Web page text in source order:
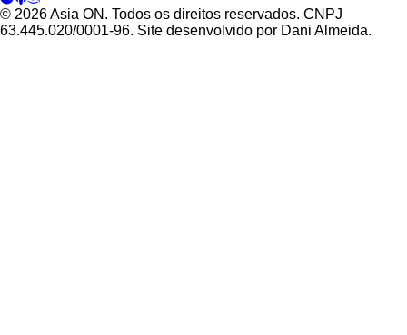
© 2026 Asia ON. Todos os direitos reservados. CNPJ
63.445.020/0001-96. Site desenvolvido por Dani Almeida.